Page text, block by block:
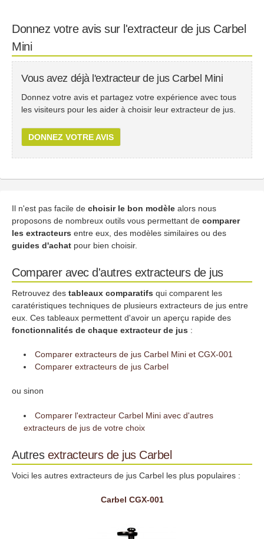
Donnez votre avis sur l'extracteur de jus Carbel
Mini
Vous avez déjà l'extracteur de jus Carbel Mini
Donnez votre avis et partagez votre expérience avec tous
les visiteurs pour les aider à choisir leur extracteur de jus.
DONNEZ VOTRE AVIS
Il n'est pas facile de choisir le bon modèle alors nous
proposons de nombreux outils vous permettant de comparer
les extracteurs entre eux, des modèles similaires ou des
guides d'achat pour bien choisir.
Comparer avec d'autres extracteurs de jus
Retrouvez des tableaux comparatifs qui comparent les
caratéristiques techniques de plusieurs extracteurs de jus entre
eux. Ces tableaux permettent d'avoir un aperçu rapide des
fonctionnalités de chaque extracteur de jus :
Comparer extracteurs de jus Carbel Mini et CGX-001
Comparer extracteurs de jus Carbel
ou sinon
Comparer l'extracteur Carbel Mini avec d'autres
extracteurs de jus de votre choix
Autres extracteurs de jus Carbel
Voici les autres extracteurs de jus Carbel les plus populaires :
Carbel CGX-001